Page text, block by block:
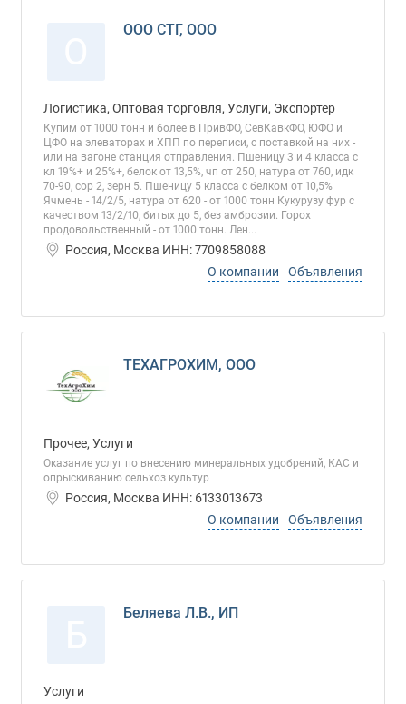
ООО СТГ, ООО
Логистика, Оптовая торговля, Услуги, Экспортер
Купим от 1000 тонн и более в ПривФО, СевКавкФО, ЮФО и
ЦФО на элеваторах и ХПП по переписи, с поставкой на них -
или на вагоне станция отправления. Пшеницу 3 и 4 класса с
кл 19%+ и 25%+, белок от 13,5%, чп от 250, натура от 760, идк
70-90, сор 2, зерн 5. Пшеницу 5 класса с белком от 10,5%
Ячмень - 14/2/5, натура от 620 - от 1000 тонн Кукурузу фур с
качеством 13/2/10, битых до 5, без амброзии. Горох
продовольственный - от 1000 тонн. Лен...
Россия, Москва ИНН: 7709858088
О компании
Объявления
ТЕХАГРОХИМ, ООО
Прочее, Услуги
Оказание услуг по внесению минеральных удобрений, КАС и
опрыскиванию сельхоз культур
Россия, Москва ИНН: 6133013673
О компании
Объявления
Беляева Л.В., ИП
Услуги